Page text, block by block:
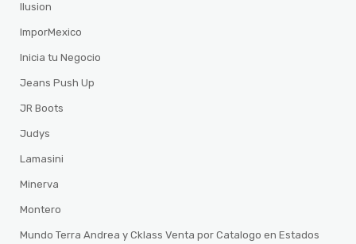
Ilusion
ImporMexico
Inicia tu Negocio
Jeans Push Up
JR Boots
Judys
Lamasini
Minerva
Montero
Mundo Terra Andrea y Cklass Venta por Catalogo en Estados